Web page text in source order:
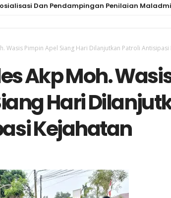
Dan Pendampingan Penilaian
Wasis Pimpin Apel Siang Hari Dilanjutkan Patroli Antisipasi
Akp Moh.
Hari
Kejahatan